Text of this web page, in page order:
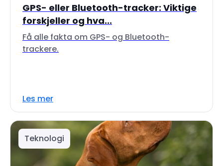
GPS- eller Bluetooth-tracker: Viktige
forskjeller og hva...
Få alle fakta om GPS- og Bluetooth-
trackere.
Les mer
Teknologi